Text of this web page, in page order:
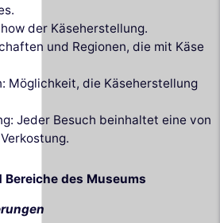
der Käseherstellung.
und Regionen, die mit Käse
Möglichkeit, die Käseherstellung
Jeder Besuch beinhaltet eine von
des Museums